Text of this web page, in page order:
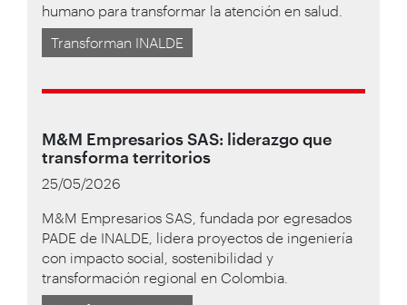
humano para transformar la atención en salud.
Transforman INALDE
M&M Empresarios SAS: liderazgo que
transforma territorios
25/05/2026
M&M Empresarios SAS, fundada por egresados
PADE de INALDE, lidera proyectos de ingeniería
con impacto social, sostenibilidad y
transformación regional en Colombia.